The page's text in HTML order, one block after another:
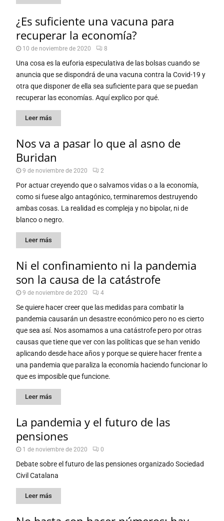
¿Es suficiente una vacuna para
recuperar la economía?
10 de noviembre de 2020 8
Una cosa es la euforia especulativa de las bolsas cuando se
anuncia que se dispondrá de una vacuna contra la Covid-19 y
otra que disponer de ella sea suficiente para que se puedan
recuperar las economías. Aquí explico por qué.
Leer más
Nos va a pasar lo que al asno de
Buridan
9 de noviembre de 2020 2
Por actuar creyendo que o salvamos vidas o a la economía,
como si fuese algo antagónico, terminaremos destruyendo
ambas cosas. La realidad es compleja y no bipolar, ni de
blanco o negro.
Leer más
Ni el confinamiento ni la pandemia
son la causa de la catástrofe
9 de noviembre de 2020 4
Se quiere hacer creer que las medidas para combatir la
pandemia causarán un desastre económico pero no es cierto
que sea así. Nos asomamos a una catástrofe pero por otras
causas que tiene que ver con las políticas que se han venido
aplicando desde hace años y porque se quiere hacer frente a
una pandemia que paraliza la economía haciendo funcionar lo
que es imposible que funcione.
Leer más
La pandemia y el futuro de las
pensiones
1 de noviembre de 2020 0
Debate sobre el futuro de las pensiones organizado Sociedad
Civil Catalana
Leer más